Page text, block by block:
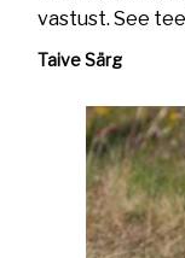
vastust. See
Taive Särg